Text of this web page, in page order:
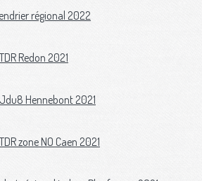
régional 2022
Redon 2021
Hennebont 2021
zone NO Caen 2021